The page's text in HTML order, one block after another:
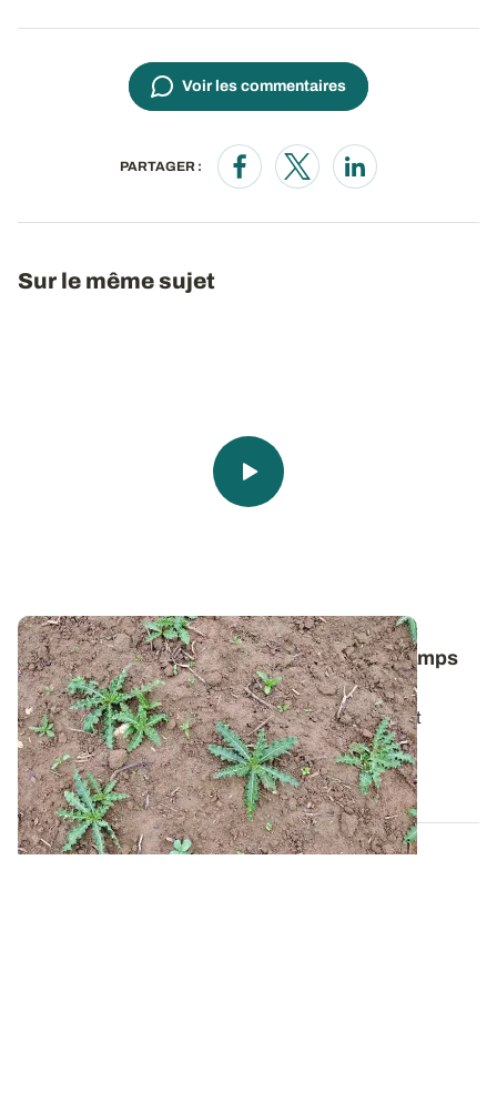
Voir les commentaires
PARTAGER :
Opens in a new window
Opens in a new window
Opens in a new
Sur le même sujet
Comment lutter contre le chardon des champs
dans les céréales ?
Pour bien gérer cette plante vivace particulièrement
tenace, il faut avant tout comprendre...
06 AOÛT 2026